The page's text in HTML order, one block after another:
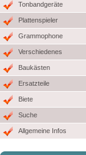
Tonbandgeräte
Plattenspieler
Grammophone
Verschiedenes
Baukästen
Ersatzteile
Biete
Suche
Allgemeine Infos